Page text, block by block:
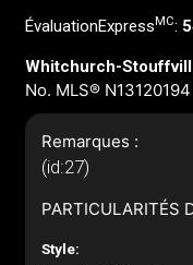
ÉvaluationExpress MC:
Whitchurch-
No. MLS® N13120194
Remarques :
(id:27)
PARTICULARITÉS
Style: